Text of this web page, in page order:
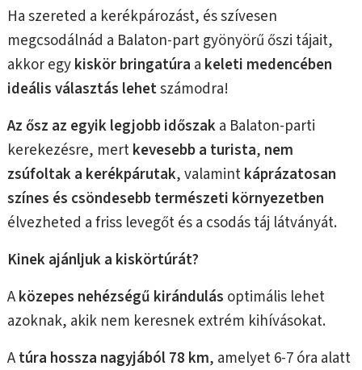
Ha szereted a kerékpározást, és szívesen
megcsodálnád a Balaton-part gyönyörű őszi tájait,
akkor egykiskör bringatúra a keleti medencében
ideális választás lehetszámodra!
Az ősz az egyik legjobb időszaka Balaton-parti
kerekezésre, mertkevesebb a turista, nem
zsúfoltak a kerékpárutak, valamintkáprázatosan
színes és csöndesebb természeti környezetben
élvezheted a friss levegőt és a csodás táj látványát.
Kinek ajánljuk a kiskörtúrát?
Aközepes nehézségű kirándulás optimális lehet
azoknak, akik nem keresnek extrém kihívásokat.
Atúra hossza nagyjából 78 km, amelyet 6-7 óra alatt